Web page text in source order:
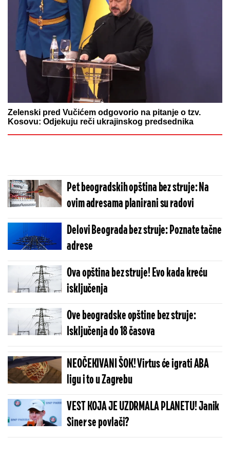
Zelenski pred Vučićem odgovorio na pitanje o tzv.
Kosovu: Odjekuju reči ukrajinskog predsednika
Pet beogradskih opština bez struje: Na
ovim adresama planirani su radovi
Delovi Beograda bez struje: Poznate tačne
adrese
Ova opština bez struje! Evo kada kreću
isključenja
Ove beogradske opštine bez struje:
Isključenja do 18 časova
NEOČEKIVANI ŠOK! Virtus će igrati ABA
ligu i to u Zagrebu
VEST KOJA JE UZDRMALA PLANETU! Janik
Siner se povlači?